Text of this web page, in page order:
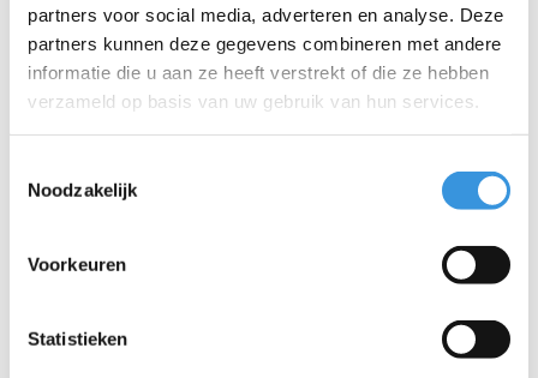
partners voor social media, adverteren en analyse. Deze
partners kunnen deze gegevens combineren met andere
informatie die u aan ze heeft verstrekt of die ze hebben
verzameld op basis van uw gebruik van hun services.
Noodzakelijk
Voorkeuren
Statistieken
bevestigen
Met een gewicht van 312 gram is deze tas makkelijk mee te
nemen. De waterbestendige buitenkant zorgt ervoor dat je lunch
ook op regenachtige dagen goed beschermd blijft.
Binnenmaat: 26 x 21 x 9 cm
Extra informatie:
Afneembaar met een doekje, handwas aanbevolen